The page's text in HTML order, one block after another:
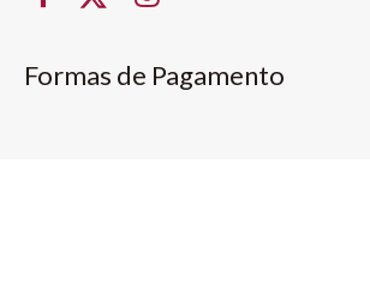
Formas de Pagamento